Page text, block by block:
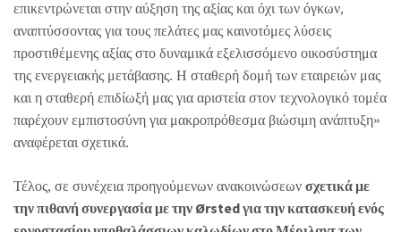
επικεντρώνεται στην αύξηση της αξίας και όχι των όγκων,
αναπτύσσοντας για τους πελάτες μας καινοτόμες λύσεις
προστιθέμενης αξίας στο δυναμικά εξελισσόμενο οικοσύστημα
της ενεργειακής μετάβασης. Η σταθερή δομή των εταιρειών μας
και η σταθερή επιδίωξή μας για αριστεία στον τεχνολογικό τομέα
παρέχουν εμπιστοσύνη για μακροπρόθεσμα βιώσιμη ανάπτυξη»
αναφέρεται σχετικά.
Τέλος, σε συνέχεια προηγούμενων ανακοινώσεων σχετικά με
την πιθανή συνεργασία με την Ørsted για την κατασκευή ενός